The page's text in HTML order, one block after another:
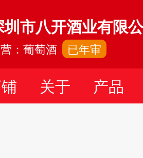
圳市八开酒业有限
：葡萄酒 已年审
关于 产品